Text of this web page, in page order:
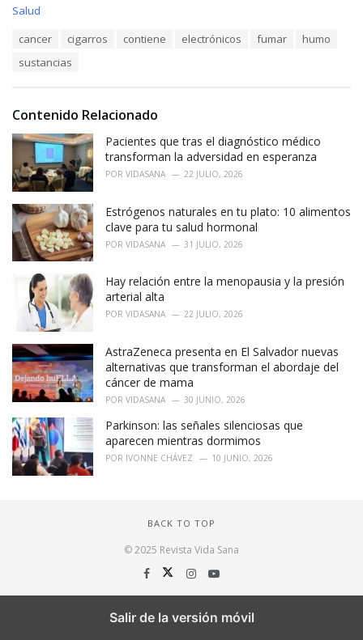
C
i
s
Salud
cancer cigarros contiene electrónicos fumar
humo
sustancias
Contenido Relacionado
Pacientes que tras el diagnóstico médico
transforman la adversidad en esperanza
POR VIDASANA 22 JULIO, 2026
Estrógenos naturales en tu plato: 10 alimentos
clave para tu salud hormonal
POR VIDASANA 31 JULIO, 2026
Hay relación entre la menopausia y la presión
arterial alta
POR VIDASANA 22 JULIO, 2026
AstraZeneca presenta en El Salvador nuevas
alternativas que transforman el abordaje del
cáncer de mama
POR VIDASANA 30 JUNIO, 2026
Parkinson: las señales silenciosas que
aparecen mientras dormimos
POR IVONNE CHÁVEZ 10 JUNIO, 2026
BACK TO TOP
© 2025 Revista Vida Sana
Salir de la versión móvil